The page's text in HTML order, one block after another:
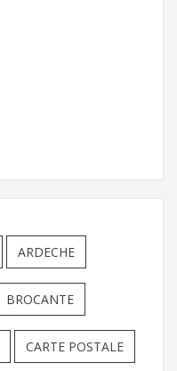
ARDECHE
BROCANTE
CARTE POSTALE